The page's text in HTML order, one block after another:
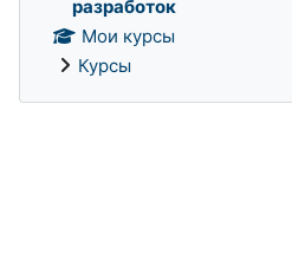
разработок
Мои курсы
Курсы